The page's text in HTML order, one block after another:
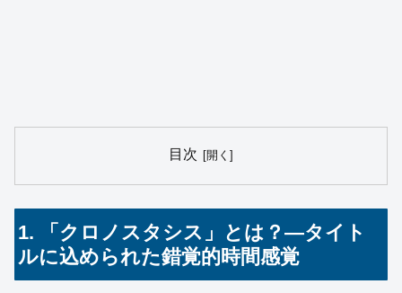
目次
1. 「クロノスタシス」とは？—タイト
ルに込められた錯覚的時間感覚